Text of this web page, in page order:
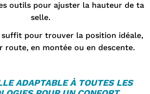
outils pour ajuster la hauteur de ta
selle.
suffit pour trouver la position idéale,
route, en montée ou en descente.
ADAPTABLE À TOUTES LES